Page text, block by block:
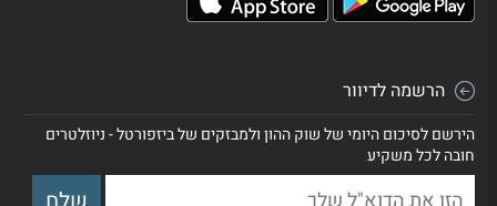
הרשמה לדיוור
הירשם לסיכום היומי של שוק ההון ולמבזקים של ביזפורטל - ניוזלטרים
חובה לכל משקיע